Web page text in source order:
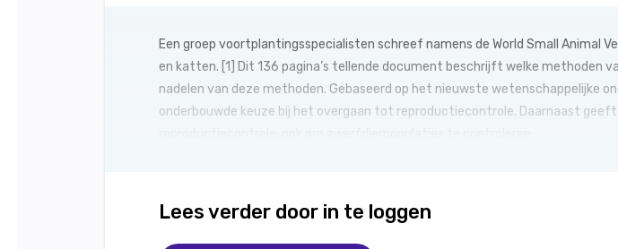
Een groep voortplantingsspecialisten schreef namens de World Small Animal
en katten. [1] Dit 136 pagina’s tellende document beschrijft welke methoden
nadelen van deze methoden. Gebaseerd op het nieuwste wetenschappelijke
onderbouwde keuze bij het overgaan tot reproductiecontrole. Daarnaast
Lees verder door in te loggen